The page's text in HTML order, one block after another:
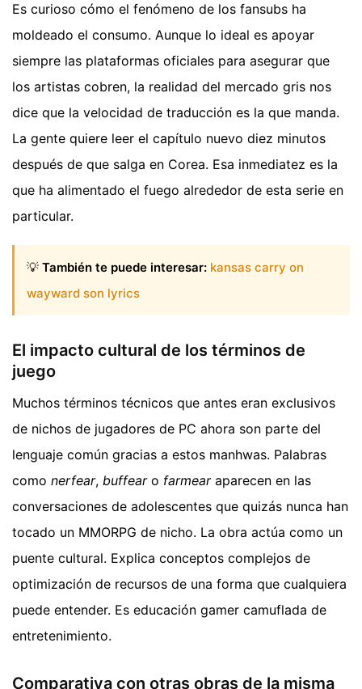
Es curioso cómo el fenómeno de los fansubs ha
moldeado el consumo. Aunque lo ideal es apoyar
siempre las plataformas oficiales para asegurar que
los artistas cobren, la realidad del mercado gris nos
dice que la velocidad de traducción es la que manda.
La gente quiere leer el capítulo nuevo diez minutos
después de que salga en Corea. Esa inmediatez es la
que ha alimentado el fuego alrededor de esta serie en
particular.
💡 También te puede interesar: kansas carry on
wayward son lyrics
El impacto cultural de los términos de
juego
Muchos términos técnicos que antes eran exclusivos
de nichos de jugadores de PC ahora son parte del
lenguaje común gracias a estos manhwas. Palabras
como nerfear, buffearo farmearaparecen en las
conversaciones de adolescentes que quizás nunca han
tocado un MMORPG de nicho. La obra actúa como un
puente cultural. Explica conceptos complejos de
optimización de recursos de una forma que cualquiera
puede entender. Es educación gamer camuflada de
entretenimiento.
Comparativa con otras obras de la misma